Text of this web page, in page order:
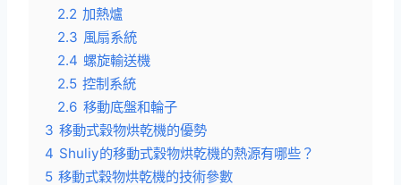
2.2 加熱爐
2.3 風扇系統
2.4 螺旋輸送機
2.5 控制系統
2.6 移動底盤和輪子
3 移動式穀物烘乾機的優勢
4 Shuliy的移動式穀物烘乾機的熱源有哪些？
5 移動式穀物烘乾機的技術參數